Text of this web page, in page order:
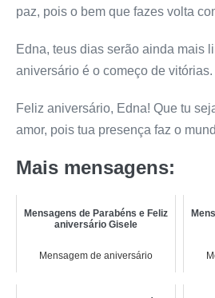
paz, pois o bem que fazes volta
Edna, teus dias serão ainda mais
aniversário é o começo de vitórias.
Feliz aniversário, Edna! Que tu
amor, pois tua presença faz o
Mais mensagens:
Mensagens de Parabéns e Feliz
aniversário Gisele
Mensagem de aniversário